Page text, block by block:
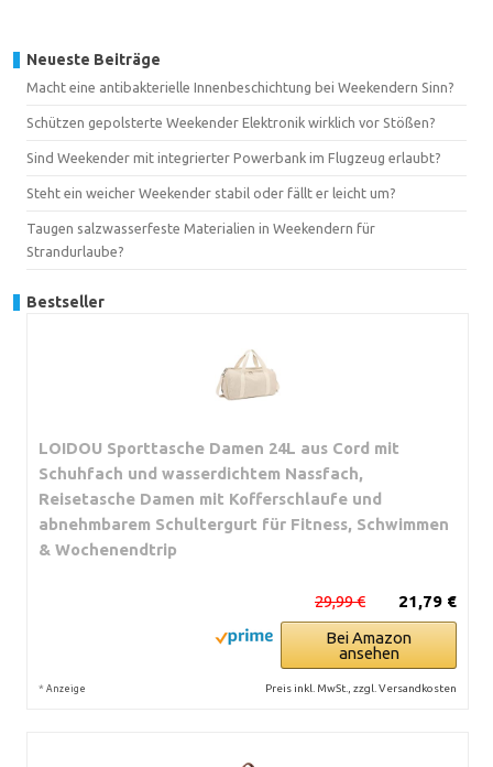
Neueste Beiträge
Macht eine antibakterielle Innenbeschichtung bei Weekendern Sinn?
Schützen gepolsterte Weekender Elektronik wirklich vor Stößen?
Sind Weekender mit integrierter Powerbank im Flugzeug erlaubt?
Steht ein weicher Weekender stabil oder fällt er leicht um?
Taugen salzwasserfeste Materialien in Weekendern für
Strandurlaube?
Bestseller
LOIDOU Sporttasche Damen 24L aus Cord mit
Schuhfach und wasserdichtem Nassfach,
Reisetasche Damen mit Kofferschlaufe und
abnehmbarem Schultergurt für Fitness, Schwimmen
& Wochenendtrip
21,79 €
29,99 €
Bei Amazon
ansehen
* Anzeige Preis inkl. MwSt., zzgl. Versandkosten